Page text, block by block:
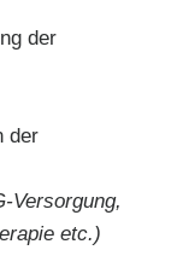
der
der
Versorgung,
etc.)